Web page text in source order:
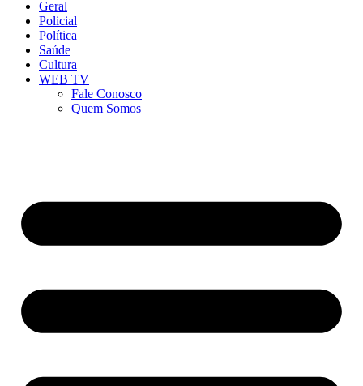
Geral
Policial
Política
Saúde
Cultura
WEB TV
Fale Conosco
Quem Somos